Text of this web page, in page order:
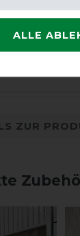
ZUR
ALLE